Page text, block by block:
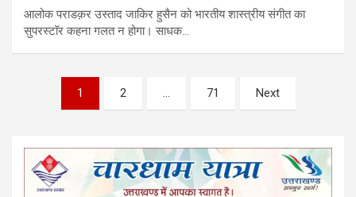
आलोक पराडक़र उस्ताद जाकिर हुसैन को भारतीय शास्त्रीय संगीत का
सुपरस्टॉर कहना गलत न होगा। साधक…
pagination
1 2 … 71 Next